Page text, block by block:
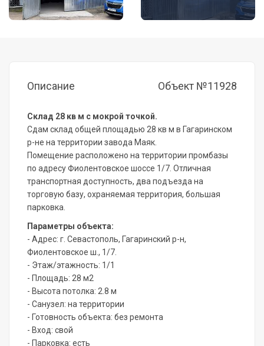
Описание Объект №11928
Склад 28 кв м с мокрой точкой.
Сдам склад общей площадью 28 кв м в Гагаринском
р-не на территории завода Маяк.
Помещение расположено на территории промбазы
по адресу Фиолентовское шоссе 1/7. Отличная
транспортная доступность, два подъезда на
торговую базу, охраняемая территория, большая
парковка.
Параметры объекта:
- Адрес: г. Севастополь, Гагаринский р-н,
Фиолентовское ш., 1/7.
- Этаж/этажность: 1/1
- Площадь: 28 м2
- Высота потолка: 2.8 м
- Санузел: на территории
- Готовность объекта: без ремонта
- Вход: свой
- Парковка: есть